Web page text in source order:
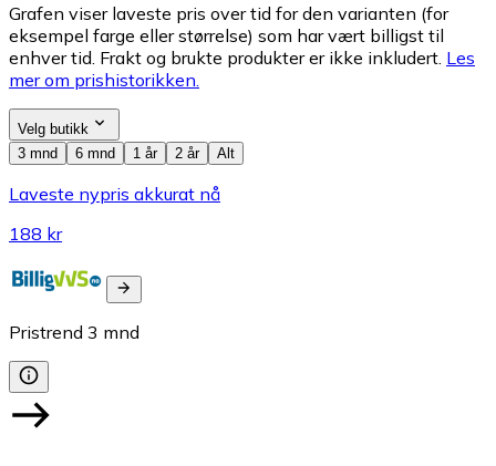
Grafen viser laveste pris over tid for den varianten (for
eksempel farge eller størrelse) som har vært billigst til
enhver tid. Frakt og brukte produkter er ikke inkludert. Les
mer om prishistorikken.
Velg butikk
3 mnd
6 mnd 1 år 2 år Alt
Laveste nypris akkurat nå
188 kr
Pristrend 3 mnd